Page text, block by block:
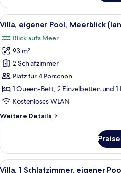
Suite,
2 Schlafzimmer,
Balkon,
Meerblick
Alle
Fotos
für
Villa,
eigener
Pool,
Meerblick
(Ianthi)
50
Villa, eigener Pool, Meerblick
Blick aufs Meer
93 m²
2 Schlafzimmer
Platz für 4 Personen
1 Queen-Bett, 2 Einzelbetten und 1
Kostenloses WLAN
Weitere Details
Weitere
eigener
Pool,
Meerblick
Alle14
Villa, 1 Schlafzimmer, eigener